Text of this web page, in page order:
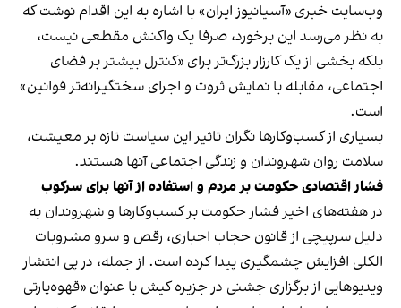
وب‌سایت خبری «آسیانیوز ایران» با اشاره به این اقدام نوشت که
به نظر می‌رسد این برخورد، صرفا یک واکنش مقطعی نیست،
بلکه بخشی از یک کارزار بزرگ‌تر برای «کنترل بیشتر بر فضای
اجتماعی، مقابله با نمایش ثروت و اجرای سختگیرانه‌تر قوانین»
است.
بسیاری از کسب‌وکارها نگران تاثیر این سیاست‌ تازه بر معیشت،
سلامت روان شهروندان و زندگی اجتماعی آنها هستند.
فشار اقتصادی حکومت بر مردم و استفاده از آنها برای سرکوب
در هفته‌های اخیر فشار حکومت بر کسب‌وکارها و شهروندان به
دلیل سرپیچی از قانون حجاب اجباری، رقص و سرو مشروبات
الکلی افزایش چشمگیری پیدا کرده است. از جمله، در پی انتشار
ویدیوهایی از برگزاری جشنی در جزیره کیش با عنوان «قهوه‌پارتی